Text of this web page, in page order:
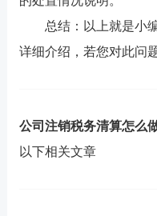
总结：以上就是小
详细介绍，若您对此问
公司注销税务清算怎么
以下相关文章